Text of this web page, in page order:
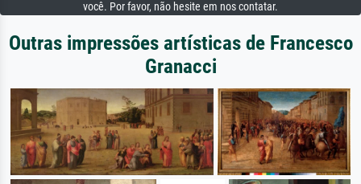
você. Por favor, não hesite em nos contatar.
Outras impressões artísticas de Francesco
Granacci